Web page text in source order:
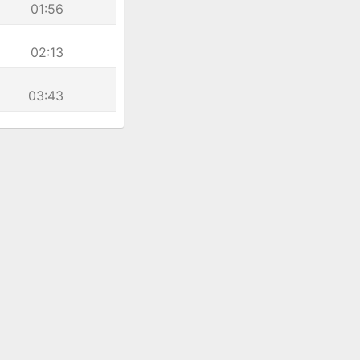
01:56
02:13
03:43